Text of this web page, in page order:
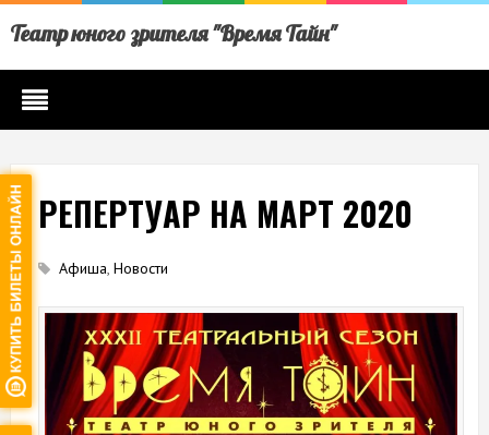
Театр юного зрителя "Время Тайн"
РЕПЕРТУАР НА МАРТ 2020
Афиша, Новости